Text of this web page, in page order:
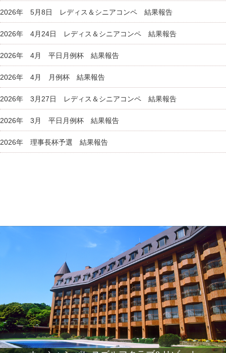
2026年 5月8日 レディス＆シニアコンペ 結果報告
2026年 4月24日 レディス＆シニアコンペ 結果報告
2026年 4月 平日月例杯 結果報告
2026年 4月 月例杯 結果報告
2026年 3月27日 レディス＆シニアコンペ 結果報告
2026年 3月 平日月例杯 結果報告
2026年 理事長杯予選 結果報告